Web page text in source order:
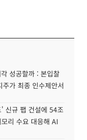
성공할까 : 본입찰
가 최종 인수제안서
신규 팹 건설에 54조
리 수요 대응해 AI